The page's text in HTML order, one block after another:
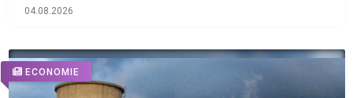
04.08.2026
ECONOMIE